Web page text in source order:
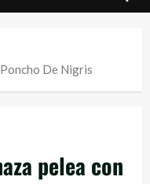
De Nigris
pelea con